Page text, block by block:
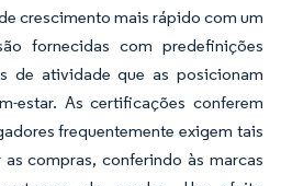
crescimento mais rápido com um
fornecidas com predefinições
de atividade que as posicionam
estar. As certificações conferem
frequentemente exigem tais
compras, conferindo às marcas